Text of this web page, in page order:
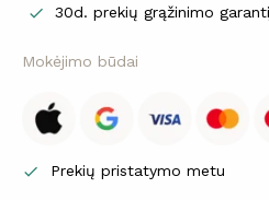
 30d. prekių grąžinimo
Mokėjimo būdai
 Prekių pristatymo metu